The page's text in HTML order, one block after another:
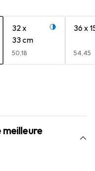
32 x
33 cm
EUR
50,18
36 x
EUR
54,45
meilleure